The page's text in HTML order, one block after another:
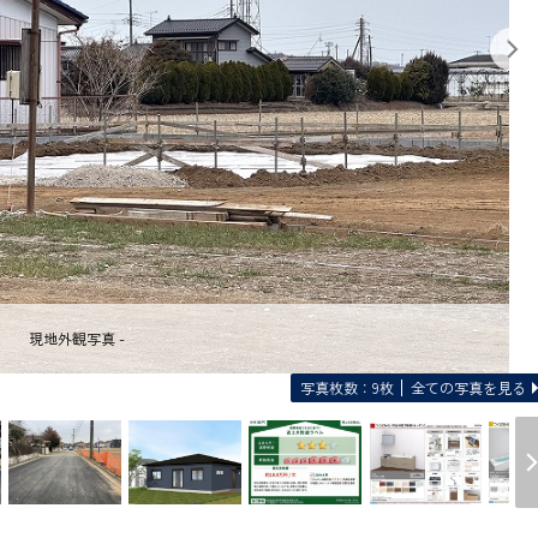
現地外観写真 -
写真枚数：9枚 全ての写真を見る